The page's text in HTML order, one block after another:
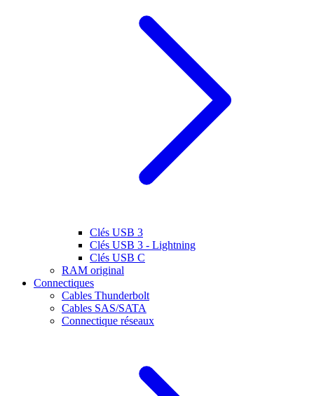
Clés USB 3
Clés USB 3 - Lightning
Clés USB C
RAM original
Connectiques
Cables Thunderbolt
Cables SAS/SATA
Connectique réseaux